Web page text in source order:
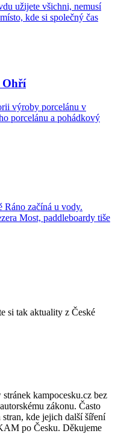
užijete všichni, nemusí
kde si společný čas
Ohří
výroby porcelánu v
porcelánu a pohádkový
Ráno začíná u vody.
Most, paddleboardy tiše
si tak aktuality z České
kampocesku.cz bez
zákonu. Často
kde jejich další šíření
po Česku. Děkujeme